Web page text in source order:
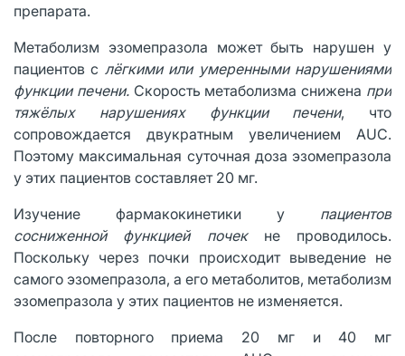
препарата.
Метаболизм эзомепразола может быть нарушен у
пациентов с лёгкими или умеренными нарушениями
функции печени.Скорость метаболизма снижена при
тяжёлых нарушениях функции печени, что
сопровождается двукратным увеличением AUC.
Поэтому максимальная суточная доза эзомепразола
у этих пациентов составляет 20 мг.
Изучение фармакокинетики у пациентов
сосниженной функцией почек не проводилось.
Поскольку через почки происходит выведение не
самого эзомепразола, а его метаболитов, метаболизм
эзомепразола у этих пациентов не изменяется.
После повторного приема 20 мг и 40 мг